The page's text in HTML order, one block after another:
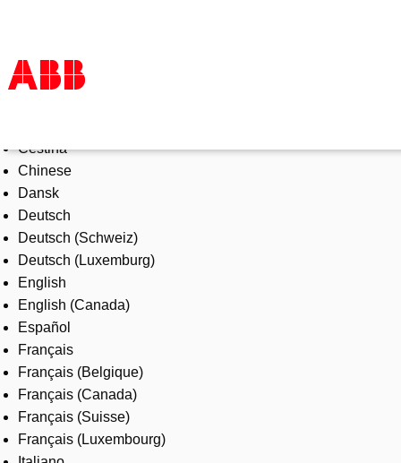
Products & Solutions
Industries
Services
About us
Where to buy
Contact us
Careers
Čeština
Chinese
Dansk
Deutsch
Deutsch (Schweiz)
Deutsch (Luxemburg)
English
English (Canada)
Español
Français
Français (Belgique)
Français (Canada)
Français (Suisse)
Français (Luxembourg)